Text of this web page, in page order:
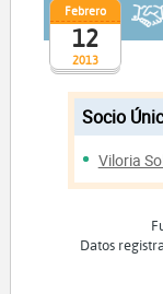
2013
Febrero
12
Socio
Viloria
Datos